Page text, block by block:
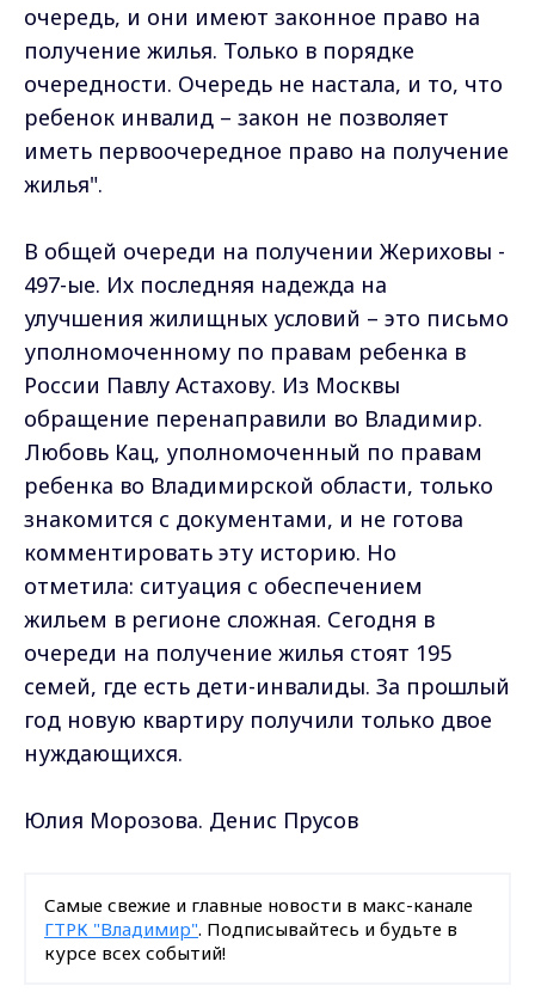
очередь, и они имеют законное право на
получение жилья. Только в порядке
очередности. Очередь не настала, и то, что
ребенок инвалид – закон не позволяет
иметь первоочередное право на получение
жилья".
В общей очереди на получении Жериховы -
497-ые. Их последняя надежда на
улучшения жилищных условий – это письмо
уполномоченному по правам ребенка в
России Павлу Астахову. Из Москвы
обращение перенаправили во Владимир.
Любовь Кац, уполномоченный по правам
ребенка во Владимирской области, только
знакомится с документами, и не готова
комментировать эту историю. Но
отметила: ситуация с обеспечением
жильем в регионе сложная. Сегодня в
очереди на получение жилья стоят 195
семей, где есть дети-инвалиды. За прошлый
год новую квартиру получили только двое
нуждающихся.
Юлия Морозова. Денис Прусов
Самые свежие и главные новости в макс-канале
ГТРК "Владимир". Подписывайтесь и будьте в
курсе всех событий!